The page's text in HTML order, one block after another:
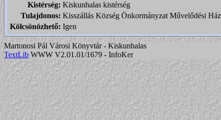
Kistérség: Kiskunhalas kistérség
Tulajdonos: Kisszállás Község Önkormányzat Művelődési
Kölcsönözhető: Igen
Martonosi Pál Városi Könyvtár - Kiskunhalas
TextLib WWW V2.01.01/1679 - InfoKer